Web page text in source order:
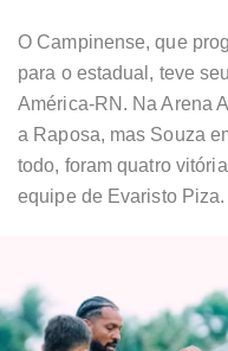
O Campinense, que
para o estadual, teve
América-RN. Na Arena
a Raposa, mas Souza
todo, foram quatro
equipe de Evaristo Piza.